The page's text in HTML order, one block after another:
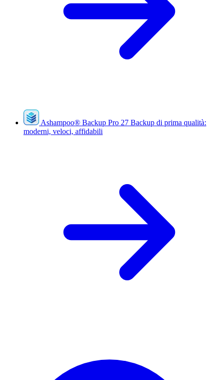
Ashampoo® Backup Pro 27 Backup di prima qualità:
moderni, veloci, affidabili